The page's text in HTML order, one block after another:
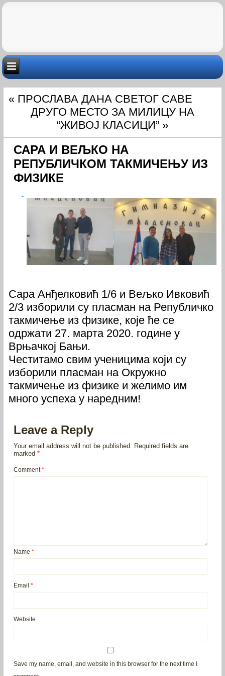
« ПРОСЛАВА ДАНА СВЕТОГ САВЕ
ДРУГО МЕСТО ЗА МИЛИЦУ НА
“ЖИВОЈ КЛАСИЦИ” »
САРА И ВЕЉКО НА
РЕПУБЛИЧКОМ ТАКМИЧЕЊУ ИЗ
ФИЗИКЕ
Сара Анђелковић 1/6 и Вељко Ивковић
2/3 изборили су пласман на Републичко
такмичење из физике, које ће се
одржати 27. марта 2020. године у
Врњачкој Бањи.
Честитамо свим ученицима који су
изборили пласман на Окружно
такмичење из физике и желимо им
много успеха у наредним!
Leave a Reply
Your email address will not be published.
Required fields are
marked*
Comment*
Name*
Email*
Website
Save my name, email, and website in this browser for the next time I